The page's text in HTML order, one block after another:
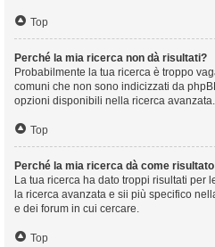
Top
Perché la mia ricerca non dà risultati?
Probabilmente la tua ricerca è troppo
comuni che non sono indicizzati da
opzioni disponibili nella ricerca avanzata.
Top
Perché la mia ricerca dà come
La tua ricerca ha dato troppi risultati per
la ricerca avanzata e sii più specifico
e dei forum in cui cercare.
Top